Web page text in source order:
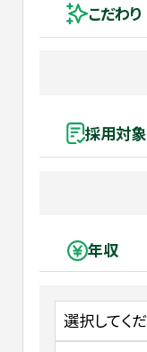
こだわり
採用対象
年収